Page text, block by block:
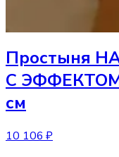
Простыня
С
см
10 106 ₽